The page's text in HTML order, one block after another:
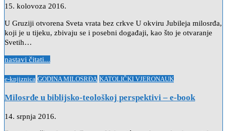
15. kolovoza 2016.
U Gruziji otvorena Sveta vrata bez crkve U okviru Jubileja milosrđa,
koji je u tijeku, zbivaju se i posebni događaji, kao što je otvaranje
Svetih…
nastavi čitati...
Posted
e-knjiznica GODINA MILOSRĐA KATOLIČKI VJERONAUK
Milosrđe u biblijsko-teološkoj perspektivi – e-book
14. srpnja 2016.